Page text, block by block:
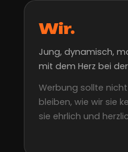
Wir.
Jung, dynamisch,
mit dem Herz bei
Werbung sollte
bleiben, wie wir sie
sie ehrlich und